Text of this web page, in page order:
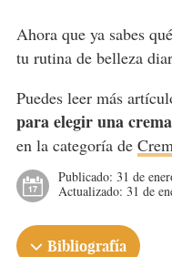
Ahora que ya sabes qué
tu rutina de belleza
Puedes leer más
para elegir una
en la categoría de
Publicado: 31 de
Actualizado: 31 de
Bibliografía